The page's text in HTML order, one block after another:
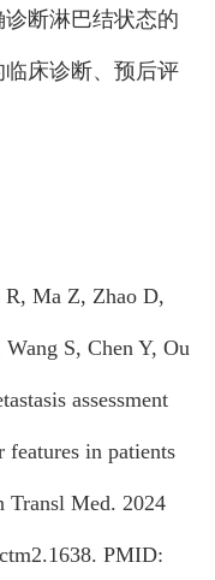
断淋巴结状态的
床诊断、预后评
R, Ma Z, Zhao D,
S, Chen Y, Ou
assessment
features in patients
Transl Med. 2024
PMID: